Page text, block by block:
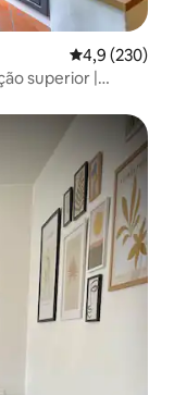
4,9 de uma
4,9 (230)
superior |